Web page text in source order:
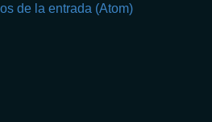
de la entrada (Atom)